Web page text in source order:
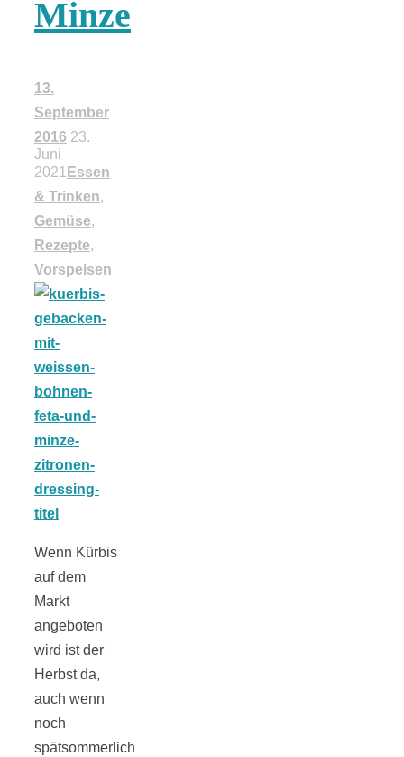
Minze
13.
September
2016 23.
Juni
2021 Essen
& Trinken,
Gemüse,
Rezepte,
Vorspeisen
Wenn Kürbis
auf dem
Markt
angeboten
wird ist der
Herbst da,
auch wenn
noch
spätsommerlich